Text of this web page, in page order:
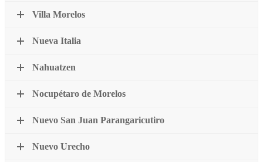
Villa Morelos
Nueva Italia
Nahuatzen
Nocupétaro de Morelos
Nuevo San Juan Parangaricutiro
Nuevo Urecho